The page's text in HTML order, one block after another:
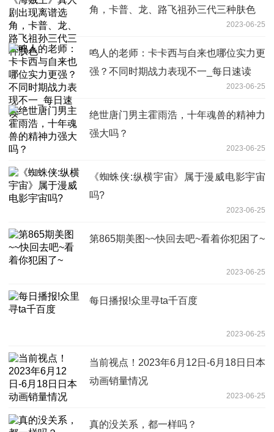
角，卡普、龙、路飞祖孙三代三种肤色
2023-06-25
鸣人的老师：卡卡西与自来也哪位实力更
强？不同时期战力表现不一_每日速读
2023-06-25
绝世唐门男主霍雨浩，十年魂兽的精神力
强大吗？
2023-06-25
《蜘蛛侠:纵横宇宙》属于漫威电影宇宙
吗?
2023-06-25
第865期美图~~快回去吧~看着你犯困了~
2023-06-25
每日播报!众里寻ta千百度
2023-06-25
当前视点！2023年6月12日-6月18日日本
动画销量情况
2023-06-25
真的没关系，都一样吗？